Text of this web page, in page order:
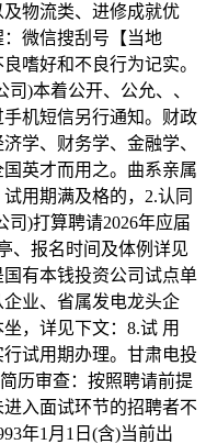
物流类、进修成就优
微信搜刮号【当地
嗜好和不良行为记实。
)本着公开、公允、、
机短信另行通知。财政
学、财务学、金融学、
英才而用之。曲系亲属
用期满及格的，2.认同
司)打算聘请2026年应届
、报名时间及体例详见
有本钱投资公司试点单
业、省属发电龙头企
，详见下文：8.试 用
试用期办理。甘肃电投
历审查：按照聘请前提
入面试环节的招聘者不
年1月1日(含)当前出